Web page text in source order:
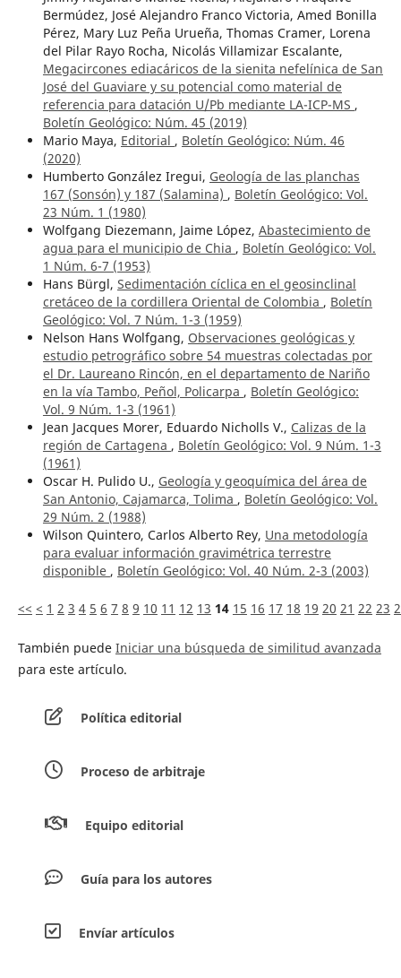
Bermúdez, José Alejandro Franco Victoria, Amed Bonilla
Pérez, Mary Luz Peña Urueña, Thomas Cramer, Lorena
del Pilar Rayo Rocha, Nicolás Villamizar Escalante,
Megacircones ediacáricos de la sienita nefelínica de San
José del Guaviare y su potencial como material de
referencia para datación U/Pb mediante LA-ICP-MS ,
Boletín Geológico: Núm. 45 (2019)
Mario Maya, Editorial , Boletín Geológico: Núm. 46
(2020)
Humberto González Iregui, Geología de las planchas
167 (Sonsón) y 187 (Salamina) , Boletín Geológico: Vol.
23 Núm. 1 (1980)
Wolfgang Diezemann, Jaime López, Abastecimiento de
agua para el municipio de Chia , Boletín Geológico: Vol.
1 Núm. 6-7 (1953)
Hans Bürgl, Sedimentación cíclica en el geosinclinal
cretáceo de la cordillera Oriental de Colombia , Boletín
Geológico: Vol. 7 Núm. 1-3 (1959)
Nelson Hans Wolfgang, Observaciones geológicas y
estudio petrográfico sobre 54 muestras colectadas por
el Dr. Laureano Rincón, en el departamento de Nariño
en la vía Tambo, Peñol, Policarpa , Boletín Geológico:
Vol. 9 Núm. 1-3 (1961)
Jean Jacques Morer, Eduardo Nicholls V., Calizas de la
región de Cartagena , Boletín Geológico: Vol. 9 Núm. 1-3
(1961)
Oscar H. Pulido U., Geología y geoquímica del área de
San Antonio, Cajamarca, Tolima , Boletín Geológico: Vol.
29 Núm. 2 (1988)
Wilson Quintero, Carlos Alberto Rey, Una metodología
para evaluar información gravimétrica terrestre
disponible , Boletín Geológico: Vol. 40 Núm. 2-3 (2003)
<< < 1 2 3 4 5 6 7 8 9 10 11 12 13 14 15 16 17 18 19 20 21 22 23
También puede Iniciar una búsqueda de similitud avanzada
para este artículo.
Política editorial
Proceso de arbitraje
Equipo editorial
Guía para los autores
Envíar artículos